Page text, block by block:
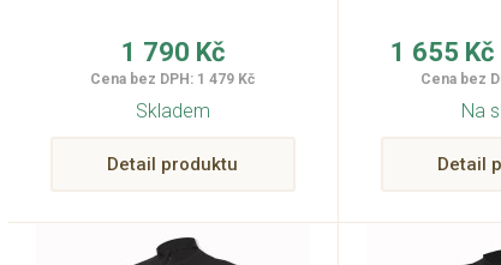
1 790 Kč
Cena bez DPH: 1 479 Kč
Skladem
Detail produktu
1 655 Kč
Cena bez
Na
Detail